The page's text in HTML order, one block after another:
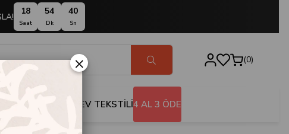
18
Saat
54
Dk
39
Sn
0
EV TEKSTİLİ4 AL 3 ÖDE
×